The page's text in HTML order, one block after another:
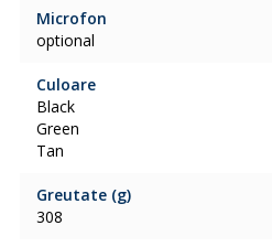
Microfon
optional
Culoare
Black
Green
Tan
Greutate (g)
308